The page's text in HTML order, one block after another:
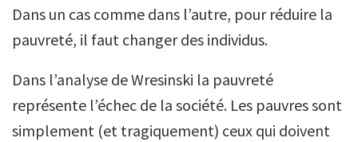
Dans un cas comme dans l’autre, pour réduire la
pauvreté, il faut changer des individus.
Dans l’analyse de Wresinski la pauvreté
représente l’échec de la société. Les pauvres sont
simplement (et tragiquement) ceux qui doivent